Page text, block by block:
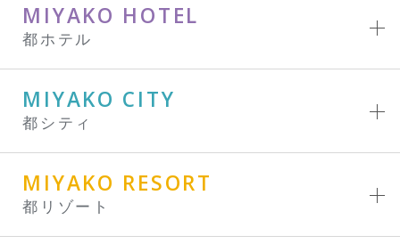
MIYAKO HOTEL
都ホテル
MIYAKO CITY
都シティ
MIYAKO RESORT
都リゾート